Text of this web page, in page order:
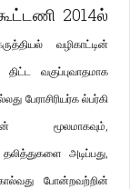
2014ல்
வழிகாட்டின்
வகுப்புவாதமாக
பேராசிரியர்க ல்பர்கி
மூலமாகவும்,
அடிப்பது,
போன்றவற்றின்